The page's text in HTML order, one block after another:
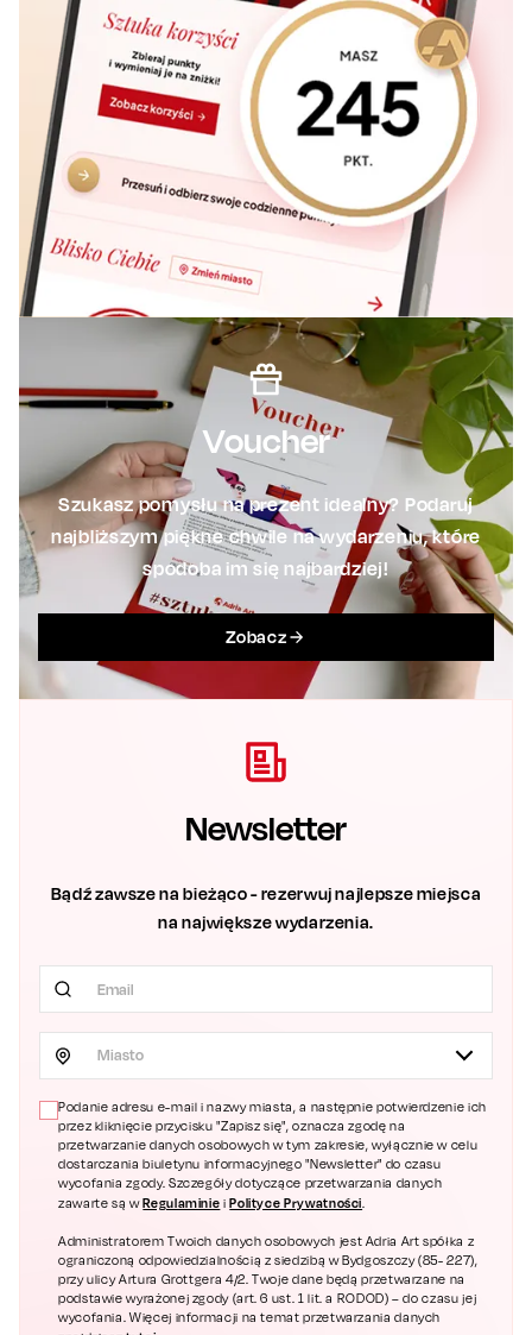
Voucher
Szukasz pomysłu na prezent idealny? Podaruj
najbliższym piękne chwile na wydarzeniu, które
spodoba im się najbardziej!
Zobacz
Newsletter
Bądź zawsze na bieżąco - rezerwuj najlepsze miejsca
na największe wydarzenia.
Miasto
Podanie adresu e-mail i nazwy miasta, a następnie potwierdzenie ich
przez kliknięcie przycisku "Zapisz się", oznacza zgodę na
przetwarzanie danych osobowych w tym zakresie, wyłącznie w celu
dostarczania biuletynu informacyjnego "Newsletter" do czasu
wycofania zgody. Szczegóły dotyczące przetwarzania danych
zawarte są wRegulaminie i Polityce Prywatności.
Administratorem Twoich danych osobowych jest Adria Art spółka z
ograniczoną odpowiedzialnością z siedzibą w Bydgoszczy (85- 227),
przy ulicy Artura Grottgera 4/2. Twoje dane będą przetwarzane na
podstawie wyrażonej zgody (art. 6 ust. 1 lit. a RODOD) – do czasu jej
wycofania. Więcej informacji na temat przetwarzania danych